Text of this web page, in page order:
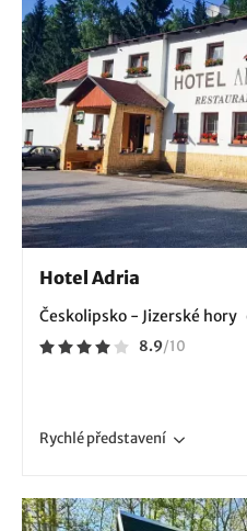
Hotel Adria
Českolipsko - Jizerské hory
8.9/10
Rychlépředstavení